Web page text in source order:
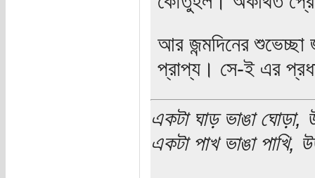
আর জন্মদিনের
প্রাপ্য। সে-ই এর
একটা ঘাড় ভাঙা ঘোড়া,
একটা পাখ ভাঙা পাখি,